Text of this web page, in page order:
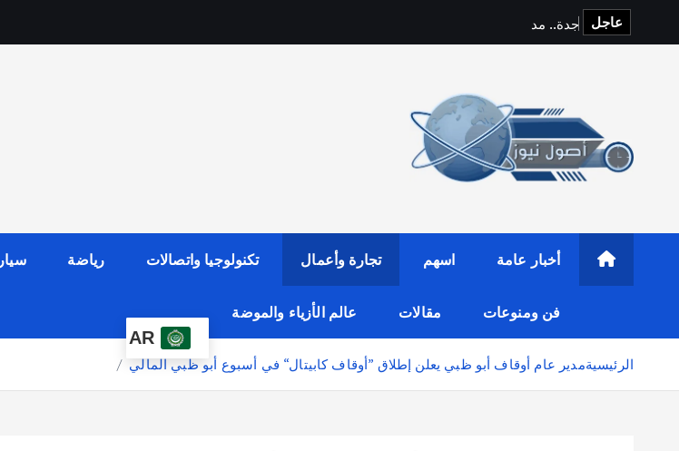
ى
عاجل جدة.
. مد
أخبار عامة اسهم تجارة وأعمال تكنولوجيا واتصالات رياضة
فن ومنوعات مقالات
عالم الأزياء والموضة
AR
الرئيسيةمدير عام أوقاف أبو ظبي يعلن إطلاق ”أوقاف كابيتال“ في أسبوع أبو ظبي المالي